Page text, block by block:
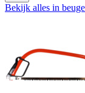
Bekijk alles in